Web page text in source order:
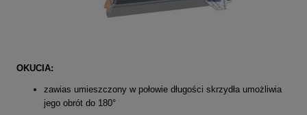
OKUCIA:
zawias umieszczony w połowie długości skrzydła umożliwia
jego obrót do 180°